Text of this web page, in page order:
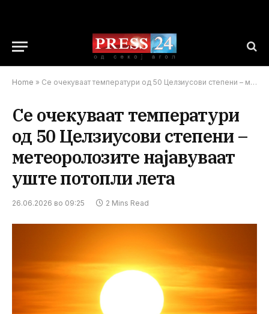
Home » Се очекуваат температури од 50 Целзиусови степени – метеоролозите најавуваат уште потопли лета
Се очекуваат температури
од 50 Целзиусови степени –
метеоролозите најавуваат
уште потопли лета
26.06.2026 во 09:25 2 Mins Read